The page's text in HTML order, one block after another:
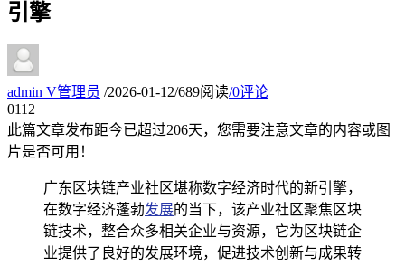
引擎
admin V管理员 /2026-01-12/689阅读/0评论
0112
此篇文章发布距今已超过206天，您需要注意文章的内容或图
片是否可用！
广东区块链产业社区堪称数字经济时代的新引擎，
在数字经济蓬勃发展的当下，该产业社区聚焦区块
链技术，整合众多相关企业与资源，它为区块链企
业提供了良好的发展环境，促进技术创新与成果转